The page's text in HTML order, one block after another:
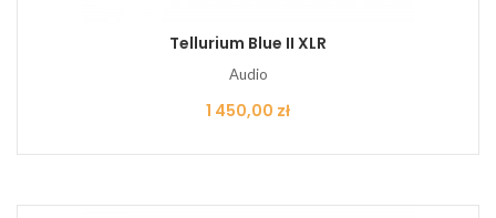
Tellurium Blue II XLR
Audio
Cena
1 450,00 zł